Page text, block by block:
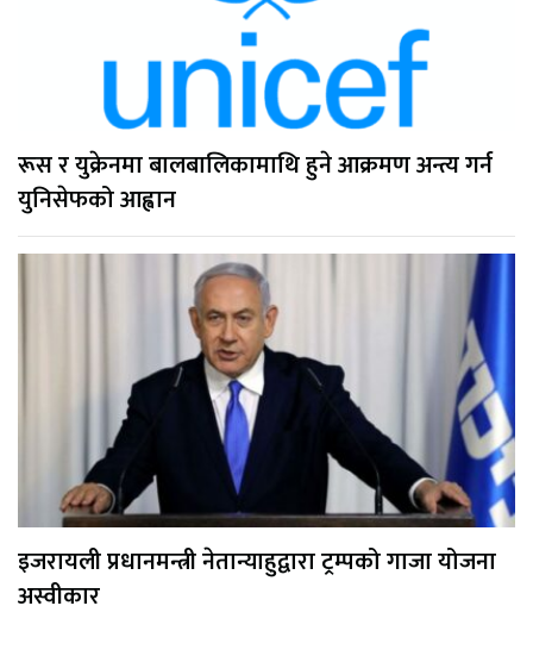
रूस र युक्रेनमा बालबालिकामाथि हुने आक्रमण अन्त्य गर्न
युनिसेफको आह्वान
इजरायली प्रधानमन्त्री नेतान्याहुद्वारा ट्रम्पको गाजा योजना
अस्वीकार